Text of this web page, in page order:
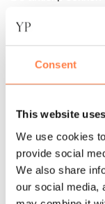
Consent
This website
We use cookies
provide social
We also share
our social media,
antislip laag te
drogen of op een
sokken
Over het merk
Tavi begon met
antislipsokken